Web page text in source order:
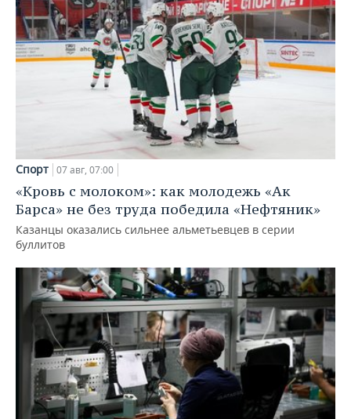
Спорт 07 авг, 07:00
«Кровь с молоком»: как молодежь «Ак
Барса» не без труда победила «Нефтяник»
Казанцы оказались сильнее альметьевцев в серии
буллитов